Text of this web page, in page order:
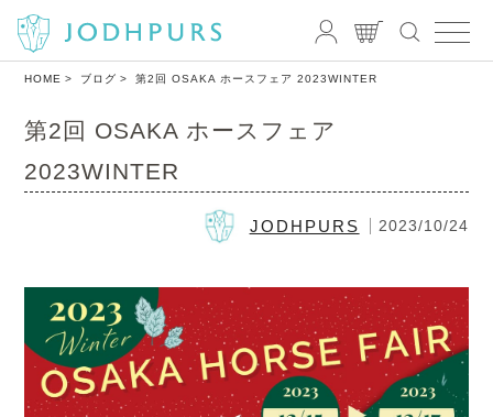
HOME ブログ 第2回 OSAKA ホースフェア 2023WINTER
第2回 OSAKA ホースフェア
2023WINTER
JODHPURS 2023/10/24